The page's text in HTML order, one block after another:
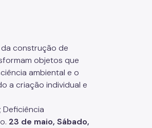
construção de
objetos que
ambiental e o
a criação individual e
Deficiência
23 de maio, Sábado,